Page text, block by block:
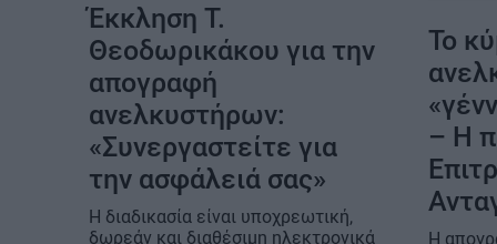
Έκκληση Τ.
Θεοδωρικάκου για την
απογραφή
ανελκυστήρων:
«Συνεργαστείτε για
την ασφάλειά σας»
Η διαδικασία είναι υποχρεωτική,
δωρεάν και διαθέσιμη ηλεκτρονικά
Το
– Η
Η